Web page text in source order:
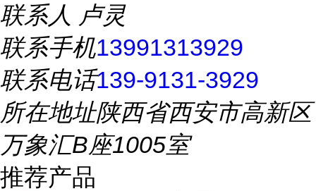
联系人 卢灵
联系手机13991313929
联系电话139-9131-3929
所在地址陕西省西安市高新区
万象汇B座1005室
推荐产品